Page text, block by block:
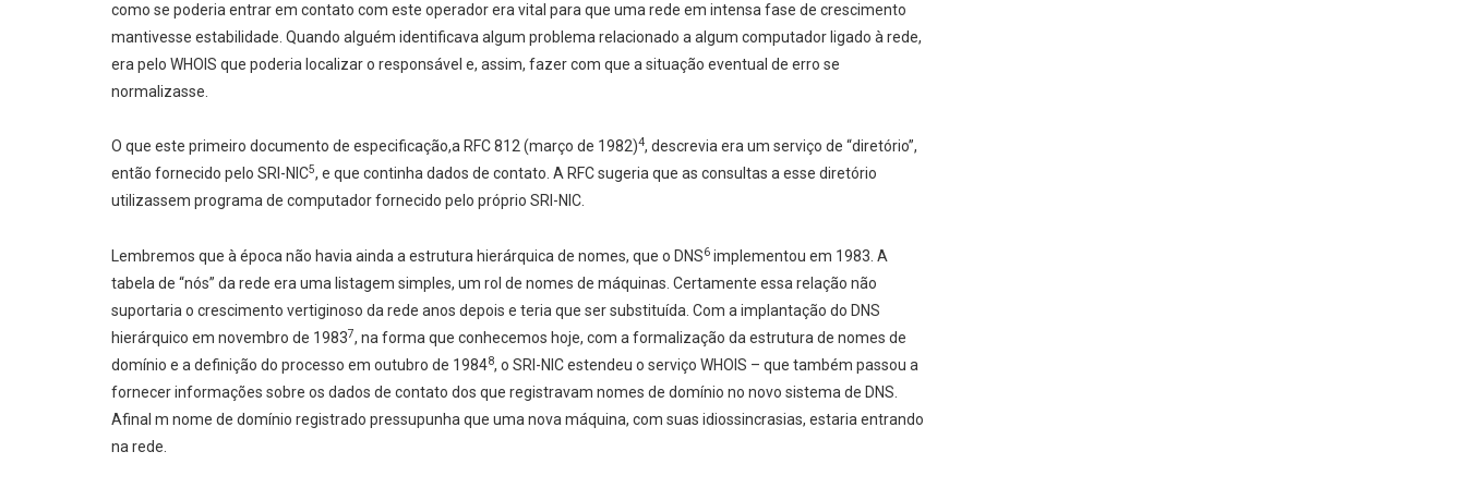
como se poderia entrar em contato com este operador era vital para que uma rede em intensa fase de crescimento
mantivesse estabilidade. Quando alguém identificava algum problema relacionado a algum computador ligado à rede,
era pelo WHOIS que poderia localizar o responsável e, assim, fazer com que a situação eventual de erro se
normalizasse.
O que este primeiro documento de especificação,a RFC 812 (março de 1982)4, descrevia era um serviço de “diretório”,
então fornecido pelo SRI-NIC5, e que continha dados de contato. A RFC sugeria que as consultas a esse diretório
utilizassem programa de computador fornecido pelo próprio SRI-NIC.
Lembremos que à época não havia ainda a estrutura hierárquica de nomes, que o DNS6 implementou em 1983. A
tabela de “nós” da rede era uma listagem simples, um rol de nomes de máquinas. Certamente essa relação não
suportaria o crescimento vertiginoso da rede anos depois e teria que ser substituída. Com a implantação do DNS
hierárquico em novembro de 19837, na forma que conhecemos hoje, com a formalização da estrutura de nomes de
domínio e a definição do processo em outubro de 19848, o SRI-NIC estendeu o serviço WHOIS – que também passou a
fornecer informações sobre os dados de contato dos que registravam nomes de domínio no novo sistema de DNS.
Afinal m nome de domínio registrado pressupunha que uma nova máquina, com suas idiossincrasias, estaria entrando
na rede.